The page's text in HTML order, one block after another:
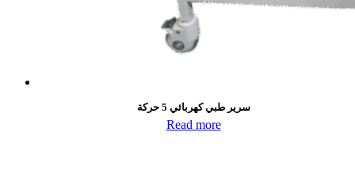
سرير طبي كهربائي 5 حركة
Read more